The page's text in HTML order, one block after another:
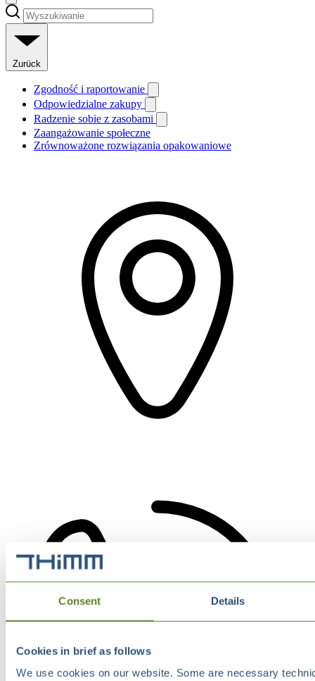
Consent Details
Cookies in brief as follows
We use cookies on our website. Some are necessary
Zurück
Zgodność i raportowanie
Odpowiedzialne zakupy
Radzenie sobie z zasobami
Zaangażowanie społeczne
Zrównoważone rozwiązania opakowaniowe